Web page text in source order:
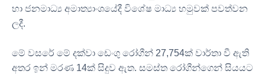
හා ජනමාධ්‍ය අමාත්‍යාංශයේදී විශේෂ මාධ්‍ය හමුවක් පවත්වන
ලදී.
මේ වසරේ මේ දක්වා ඩෙංගු රෝගීන් 27,754ක් වාර්තා වී ඇති
අතර ඉන් මරණ 14ක් සිදුව ඇත. සමස්ත රෝගීන්ගෙන් සියයට